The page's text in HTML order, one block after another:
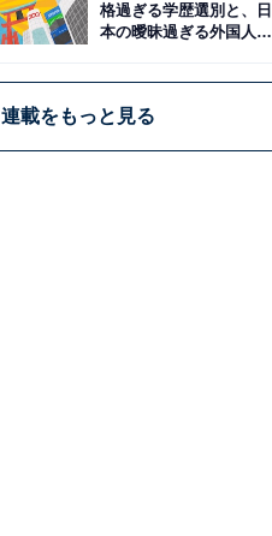
格過ぎる学歴選別と、日
本の曖昧過ぎる外国人政
連載をもっと見る